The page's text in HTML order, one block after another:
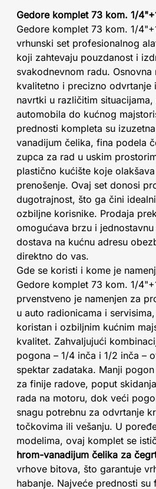
Gedore komplet 73 kom. 1/
Gedore komplet 73 kom. 1/
vrhunski set profesionalnog
koji zahtevaju pouzdanost i
svakodnevnom radu.
kvalitetno i precizno odvrtanje
navrtki u različitim
automobila do kućnog
prednosti kompleta su
vanadijum čelika, fina podela
zupca za rad u uskim
plastično kućište koje
prenošenje. Ovaj set donosi
dugotrajnost, što ga čini
ozbiljne korisnike. Prodaja
omogućava brzu i
dostava na kućnu adresu
direktno do vas.
Gde se koristi i kome je
Gedore komplet 73 kom. 1/
prvenstveno je namenjen za
u auto radionicama i
koristan i ozbiljnim kućnim
kvalitet. Zahvaljujući
pogona – 1/4 inča i 1/2 inča –
spektar zadataka. Manji
za finije radove, poput
rada na motoru, dok veći
snagu potrebnu za odvrtanje
točkovima ili vešanju. U
modelima, ovaj komplet se
hrom-vanadijum čelika za
vrhove bitova, što garantuje
habanje. Najveće prednosti su